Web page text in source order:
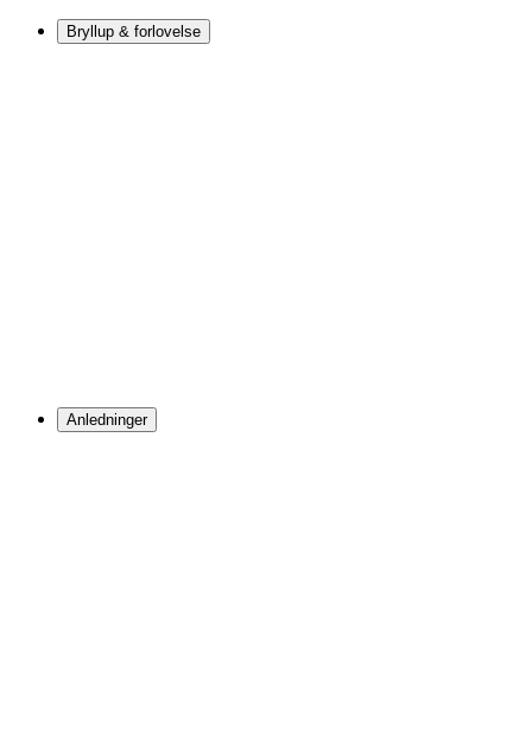
Bryllup & forlovelse
Anledninger